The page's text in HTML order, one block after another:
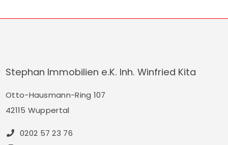
Stephan Immobilien e.K. Inh. Winfried Kita
Otto-Hausmann-Ring 107
42115 Wuppertal
0202 57 23 76